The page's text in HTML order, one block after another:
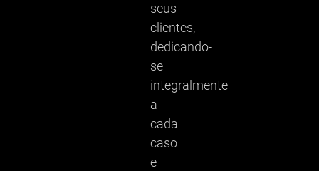
seus
clientes,
dedicando-
se
integralmente
a
cada
caso
e